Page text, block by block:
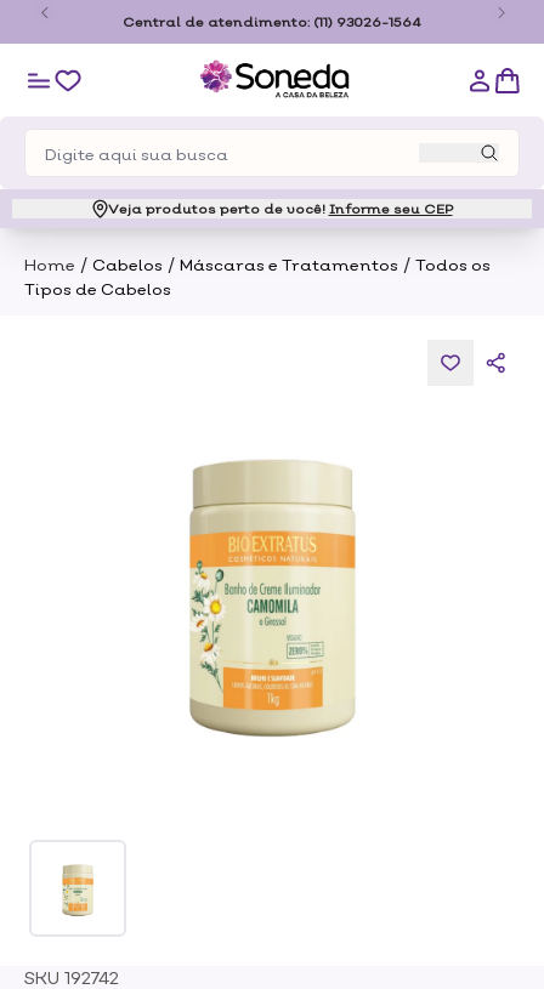
Central de atendimento: (11) 93026-1564
Veja produtos perto de você! Informe seu CEP
Home / Cabelos / Máscaras e Tratamentos / Todos os
Tipos de Cabelos
SKU 192742